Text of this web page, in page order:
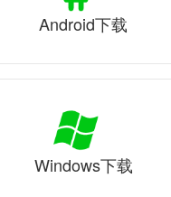
Android下载
Windows下载